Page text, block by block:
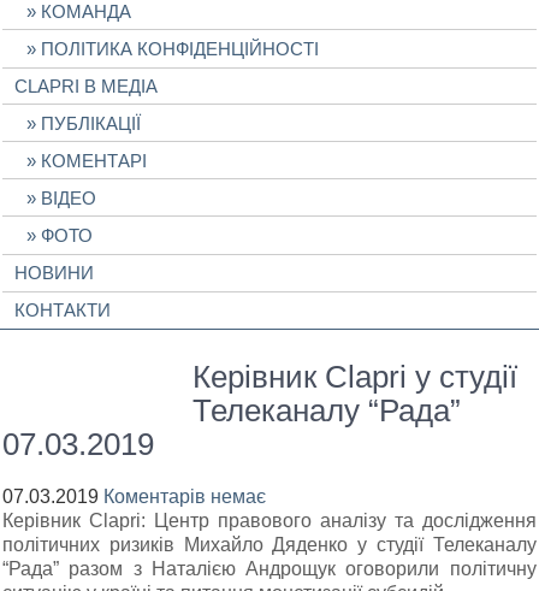
КОМАНДА
ПОЛІТИКА КОНФІДЕНЦІЙНОСТІ
CLAPRI В МЕДІА
ПУБЛІКАЦІЇ
КОМЕНТАРІ
ВІДЕО
ФОТО
НОВИНИ
КОНТАКТИ
Керівник Clapri у студії
Телеканалу “Рада”
07.03.2019
07.03.2019 Коментарів немає
Керівник Clapri: Центр правового аналізу та дослідження
політичних ризиків Михайло Дяденко у студії Телеканалу
“Рада” разом з Наталією Андрощук оговорили політичну